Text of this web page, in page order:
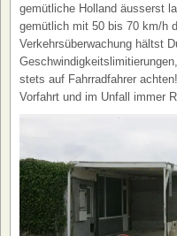
gemütliche Holland äusserst
gemütlich mit 50 bis 70 km/h
Verkehrsüberwachung hältst
stets auf Fahrradfahrer
Vorfahrt und im Unfall immer